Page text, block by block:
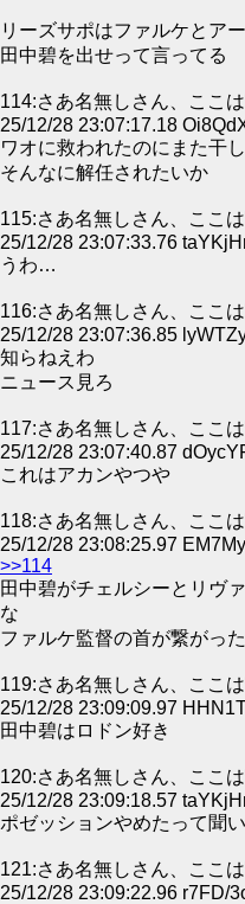
リーズサポはファルケとア
田中碧を出せって言ってる
114:さあ名無しさん、ここ
25/12/28 23:07:17.18
ワオに救われたのにまた干
そんなに解任されたいか
115:さあ名無しさん、ここ
25/12/28 23:07:33.76
うわ…
116:さあ名無しさん、ここ
25/12/28 23:07:36.85
知らねえわ
ニュース見ろ
117:さあ名無しさん、ここ
25/12/28 23:07:40.87
これはアカンやつや
118:さあ名無しさん、ここ
25/12/28 23:08:25.97
>>114
田中碧がチェルシーとリヴ
な
ファルケ監督の首が繋がっ
119:さあ名無しさん、ここ
25/12/28 23:09:09.97
田中碧はロドン好き
120:さあ名無しさん、ここ
25/12/28 23:09:18.57
ポゼッションやめたって聞
121:さあ名無しさん、ここ
25/12/28 23:09:22.96 r7FD/